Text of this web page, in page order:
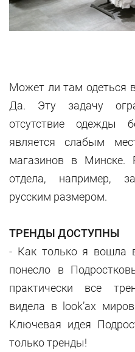
Может ли там одеться
Да. Эту задачу
отсутствие одежды
является слабым
магазинов в Минске.
отдела, например,
русским размером.
ТРЕНДЫ ДОСТУПНЫ
- Как только я вошла
понесло в
практически все
видела в look’ах
Ключевая идея
только тренды!